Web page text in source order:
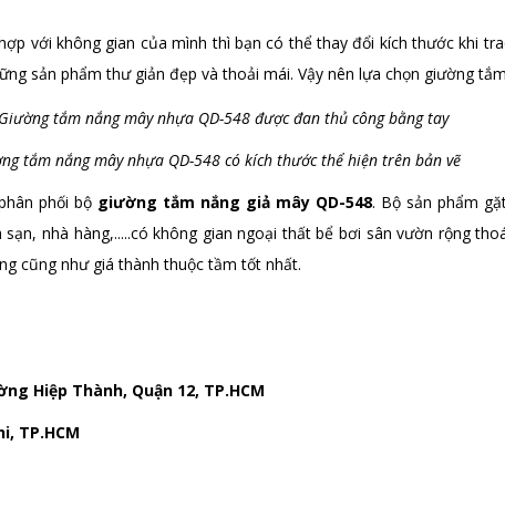
với không gian của mình thì bạn có thể thay đổi kích thước khi
sản phẩm thư giản đẹp và thoải mái. Vậy nên lựa chọn giường
tắm nắng mây nhựa QD-548 có kích thước thể hiện trên bản vẽ
phối bộ giường tắm nắng giả mây QD-548. Bộ sản phẩm
nhà hàng,.....có không gian ngoại thất bể bơi sân vườn rộng
cũng như giá thành thuộc tầm tốt nhất.
Hiệp Thành, Quận 12, TP.HCM
TP.HCM